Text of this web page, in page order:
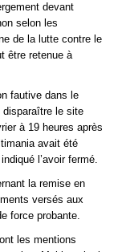
devant
selon les
de la lutte contre le
être retenue à
fautive dans le
disparaître le site
à 19 heures après
avait été
l’avoir fermé.
la remise en
versés aux
force probante.
les mentions